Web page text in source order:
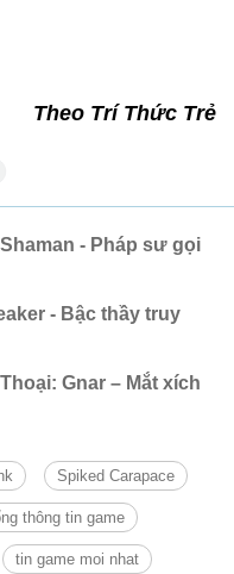
Theo Trí Thức Trẻ
- Pháp sư gọi
- Bậc thầy truy
Gnar – Mắt xích
Spiked Carapace
thông tin game
tin game moi nhat